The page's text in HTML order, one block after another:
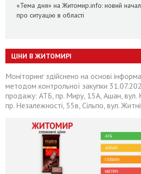
«Тема дня» на Житомир.info: новий
про ситуацію в області
ЦІНИ В ЖИТОМИРІ
Моніторинг здійснено на основі
методом контрольної закупки
продажу: АТБ, пр. Миру, 15А, Ашан, вул.
пр. Незалежності, 55в, Сільпо, вул.